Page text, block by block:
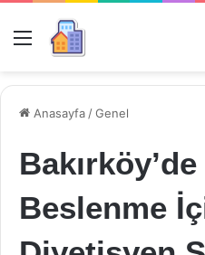
Menü
Anasayfa /Genel
Bakırköy’de
Beslenme